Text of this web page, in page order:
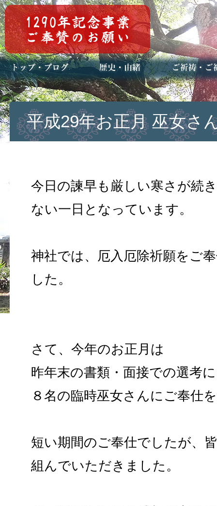
トップページ
ブログ(日々八百万)
お知らせ一覧 歴史・ご祭神
年中行事
メディア掲載 ご祈祷・ご祈
安産祈願
初宮参り
七五三詣
長寿のお祝い
神前結婚式
厄祓い・方位
車のお祓い
地鎮祭
神葬祭（神式
平成29年お正月 巫女さ
今日の諫早も厳しい寒さが続
ない一日となっています。
神社では、厄入厄除祈願をご
した。
さて、今年のお正月は
昨年末の書類・面接での選考
８名の臨時巫女さんにご奉仕
短い期間のご奉仕でしたが、
組んでいただきました。